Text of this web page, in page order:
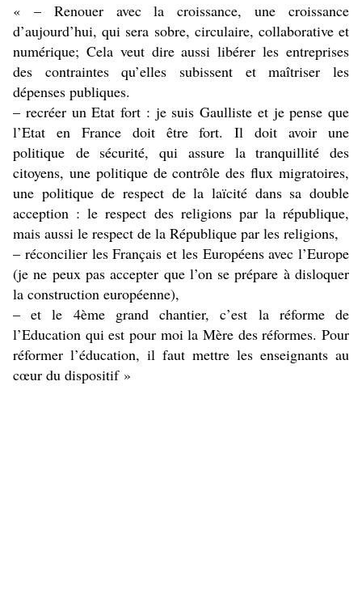
« – Renouer avec la croissance, une croissance
d’aujourd’hui, qui sera sobre, circulaire, collaborative et
numérique; Cela veut dire aussi libérer les entreprises
des contraintes qu’elles subissent et maîtriser les
dépenses publiques.
– recréer un Etat fort : je suis Gaulliste et je pense que
l’Etat en France doit être fort. Il doit avoir une
politique de sécurité, qui assure la tranquillité des
citoyens, une politique de contrôle des flux migratoires,
une politique de respect de la laïcité dans sa double
acception : le respect des religions par la république,
mais aussi le respect de la République par les religions,
– réconcilier les Français et les Européens avec l’Europe
(je ne peux pas accepter que l’on se prépare à disloquer
la construction européenne),
– et le 4ème grand chantier, c’est la réforme de
l’Education qui est pour moi la Mère des réformes. Pour
réformer l’éducation, il faut mettre les enseignants au
cœur du dispositif »